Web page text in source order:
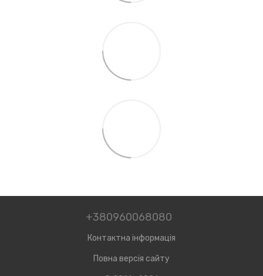
+380960068080
Контактна інформація
Повна версія сайту